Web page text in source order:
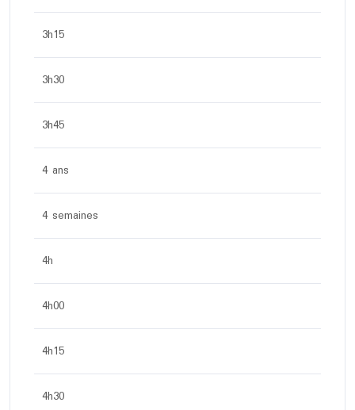
3h15
3h30
3h45
4 ans
4 semaines
4h
4h00
4h15
4h30